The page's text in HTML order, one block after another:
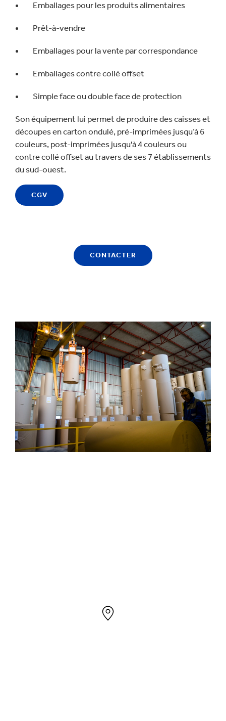
Emballages pour les produits alimentaires
Prêt-à-vendre
Emballages pour la vente par correspondance
Emballages contre collé offset
Simple face ou double face de protection
Son équipement lui permet de produire des caisses et
découpes en carton ondulé, pré-imprimées jusqu’à 6
couleurs, post-imprimées jusqu'à 4 couleurs ou
contre collé offset au travers de ses 7 établissements
du sud-ouest.
CGV
CONTACTER